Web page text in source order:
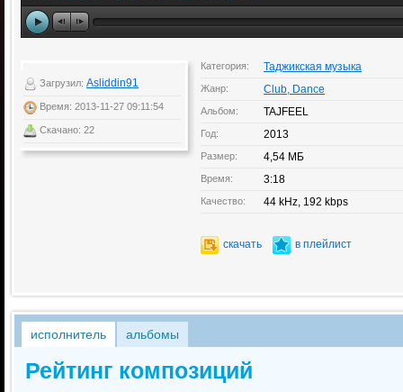
Загрузил: Asliddin91
Время: 2013-11-27 09:11:54
Скачано: 22
Категория: Таджикская музыка
Жанр: Club, Dance
Альбом: TAJFEEL
Год: 2013
Размер: 4,54 МБ
Время: 3:18
Качество: 44 kHz, 192 kbps
скачать в плейлист
исполнитель альбомы
Рейтинг композиций